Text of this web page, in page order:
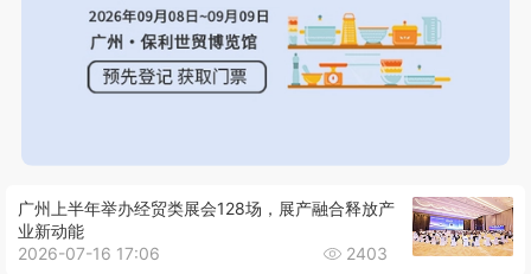
广州上半年举办经贸类展会128场，展产融合释放产
业新动能
2026-07-16 17:06
2403